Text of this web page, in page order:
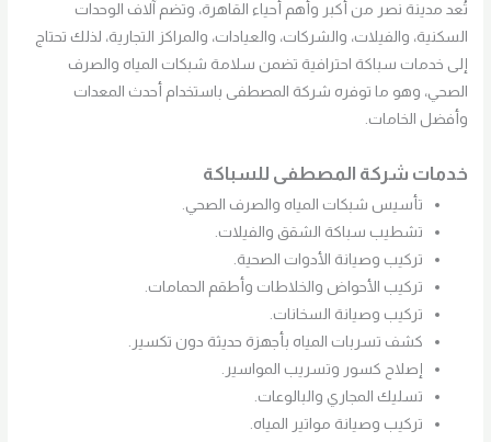
تُعد مدينة نصر من أكبر وأهم أحياء القاهرة، وتضم آلاف الوحدات
السكنية، والفيلات، والشركات، والعيادات، والمراكز التجارية، لذلك تحتاج
إلى خدمات سباكة احترافية تضمن سلامة شبكات المياه والصرف
الصحي، وهو ما توفره شركة المصطفى باستخدام أحدث المعدات
وأفضل الخامات.
خدمات شركة المصطفى للسباكة
تأسيس شبكات المياه والصرف الصحي.
تشطيب سباكة الشقق والفيلات.
تركيب وصيانة الأدوات الصحية.
تركيب الأحواض والخلاطات وأطقم الحمامات.
تركيب وصيانة السخانات.
كشف تسربات المياه بأجهزة حديثة دون تكسير.
إصلاح كسور وتسريب المواسير.
تسليك المجاري والبالوعات.
تركيب وصيانة مواتير المياه.